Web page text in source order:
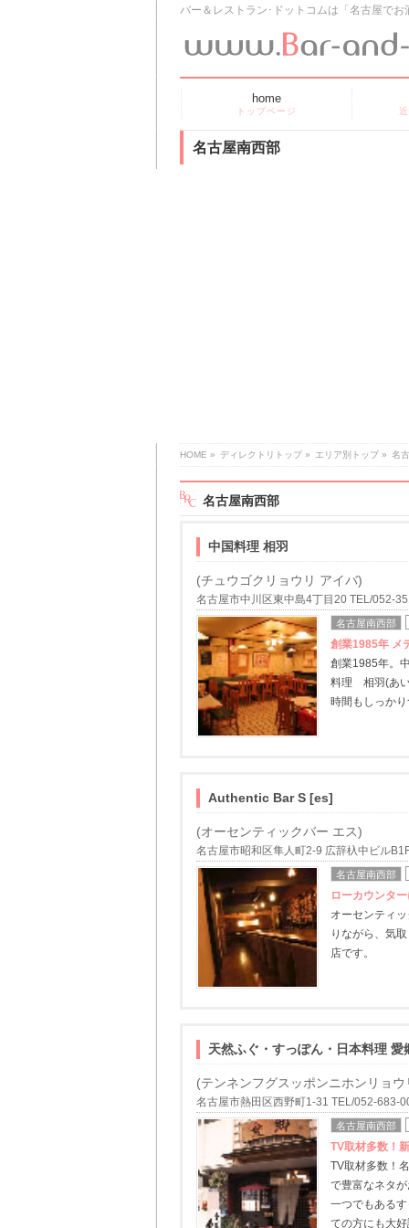
バー＆レストラン･ドットコムは「名古屋で
home
トップページ
名古屋南西部
HOME » ディレクトリトップ » エリア別トップ » 名
名古屋南西部
中国料理 相羽
(チュウゴクリョウリ アイバ)
名古屋市中川区東中島4丁目20 TEL/052-
名古屋南西部
創業1985年 メ
創業1985年。
料理 相羽(あい
時間もしっか
Authentic Bar S [es]
(オーセンティックバー エス)
名古屋市昭和区隼人町2-9 広辞杁中ビル
名古屋南西部
ローカウンタ
オーセンティ
りながら、気
店です。
天然ふぐ・すっぽん・日本料理 愛
(テンネンフグスッポンニホンリョ
名古屋市熱田区西野町1-31 TEL/052-683-
名古屋南西部
TV取材多数！
TV取材多数！
で豊富なネタ
一つでもある
ての方にも大